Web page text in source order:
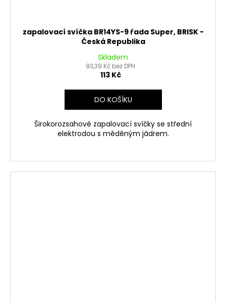
zapalovací svíčka BR14YS-9 řada Super, BRISK -
Česká Republika
Skladem
93,39 Kč bez DPH
113 Kč
DO KOŠÍKU
Širokorozsahové zapalovací svíčky se střední
elektrodou s měděným jádrem.